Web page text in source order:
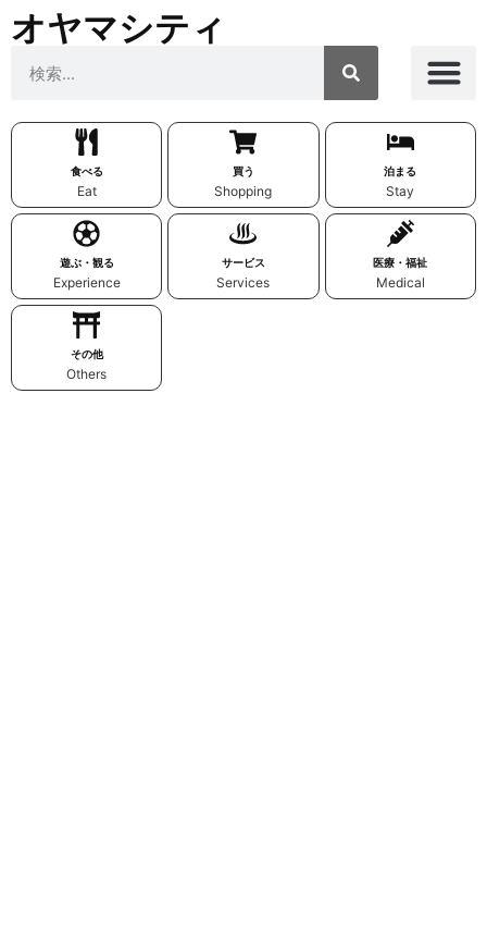
オヤマシティ
食べる
Eat
買う
Shopping
泊まる
Stay
遊ぶ・観る
Experience
サービス
Services
医療・福祉
Medical
その他
Others